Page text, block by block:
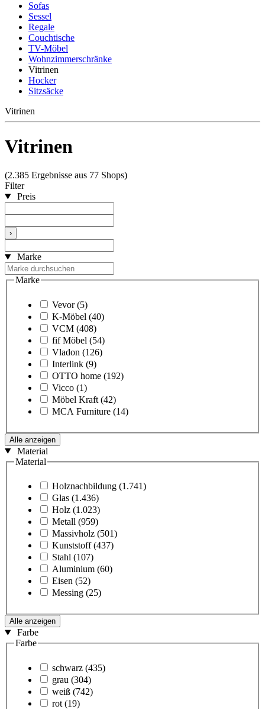
Sofas
Sessel
Regale
Couchtische
TV-Möbel
Wohnzimmerschränke
Vitrinen
Hocker
Sitzsäcke
Vitrinen
Vitrinen
(2.385 Ergebnisse aus 77 Shops)
Filter
Preis
›
Marke
Marke
Vevor (5)
K-Möbel (40)
VCM (408)
fif Möbel (54)
Vladon (126)
Interlink (9)
OTTO home (192)
Vicco (1)
Möbel Kraft (42)
MCA Furniture (14)
Alle anzeigen
Material
Material
Holznachbildung (1.741)
Glas (1.436)
Holz (1.023)
Metall (959)
Massivholz (501)
Kunststoff (437)
Stahl (107)
Aluminium (60)
Eisen (52)
Messing (25)
Alle anzeigen
Farbe
Farbe
schwarz (435)
grau (304)
weiß (742)
rot (19)